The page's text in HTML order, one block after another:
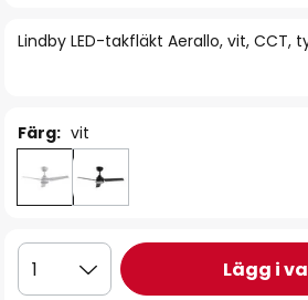
Lindby LED-takfläkt Aerallo, vit, CCT,
Färg: vit
1 Lägg i